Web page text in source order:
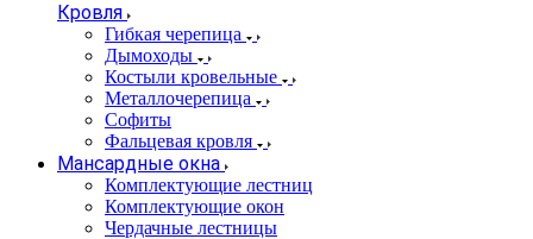
Кровля
Гибкая черепица
Дымоходы
Костыли кровельные
Металлочерепица
Софиты
Фальцевая кровля
Мансардные окна
Комплектующие лестниц
Комплектующие окон
Чердачные лестницы